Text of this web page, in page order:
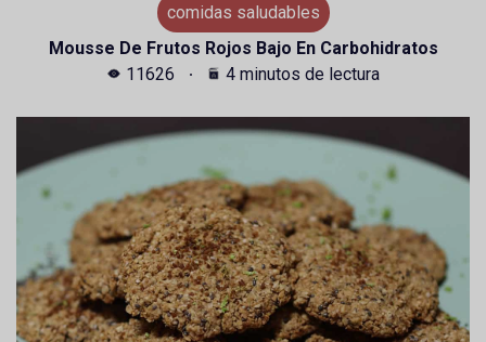
comidas saludables
Mousse De Frutos Rojos Bajo En Carbohidratos
11626
4 minutos de lectura